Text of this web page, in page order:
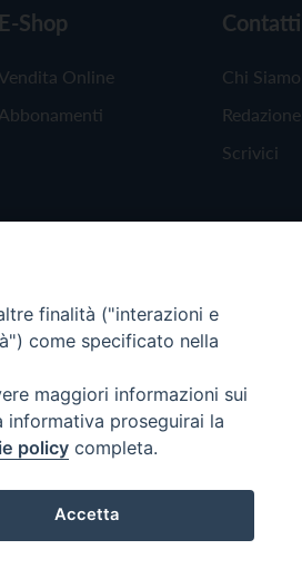
E-Shop
Vendita Online
Abbonamenti
Contatti
Chi Siamo
Redazione
Scrivici
finalità ("interazioni e
come specificato nella
maggiori informazioni sui
proseguirai la
policy completa.
Accetta